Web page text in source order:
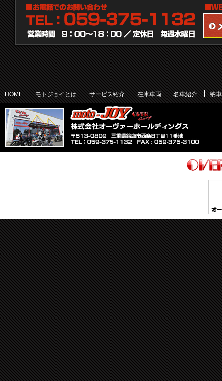
HOME モトジョイとは サービス紹介 在庫車両 名車紹介 納